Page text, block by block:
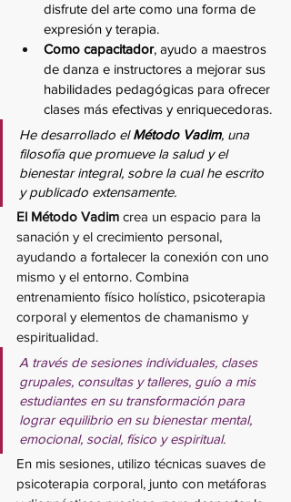
disfrute del arte como una forma de
expresión y terapia.
Como capacitador, ayudo a maestros
de danza e instructores a mejorar sus
habilidades pedagógicas para ofrecer
clases más efectivas y enriquecedoras.
He desarrollado el Método Vadim, una
filosofía que promueve la salud y el
bienestar integral, sobre la cual he escrito
y publicado extensamente.
El Método Vadim crea un espacio para la
sanación y el crecimiento personal,
ayudando a fortalecer la conexión con uno
mismo y el entorno. Combina
entrenamiento físico holístico, psicoterapia
corporal y elementos de chamanismo y
espiritualidad.
A través de sesiones individuales, clases
grupales, consultas y talleres, guío a mis
estudiantes en su transformación para
lograr equilibrio en su bienestar mental,
emocional, social, físico y espiritual.
En mis sesiones, utilizo técnicas suaves de
psicoterapia corporal, junto con metáforas